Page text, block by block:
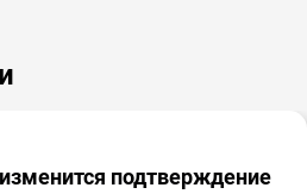
подтверждение